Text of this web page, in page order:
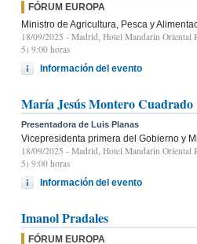
FÓRUM EUROPA
Ministro de Agricultura, Pesca y
18/09/2025 - Madrid, Hotel Mandarin Oriental
5) 9:00 horas
Información del evento
María Jesús Montero Cuadrado
Presentadora de Luis Planas
Vicepresidenta primera del Gobierno y
18/09/2025 - Madrid, Hotel Mandarin Oriental
5) 9:00 horas
Información del evento
Imanol Pradales
FÓRUM EUROPA